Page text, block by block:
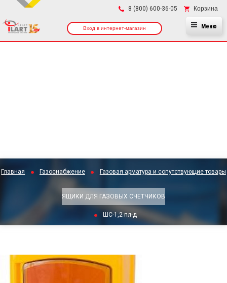
8 (800) 600-36-05 Корзина
Вход в интернет-магазин Меню
Главная Газоснабжение Газовая арматура и сопутствующие товары
ЯЩИКИ ДЛЯ ГАЗОВЫХ СЧЕТЧИКОВ
ШС-1,2 пл-д
×